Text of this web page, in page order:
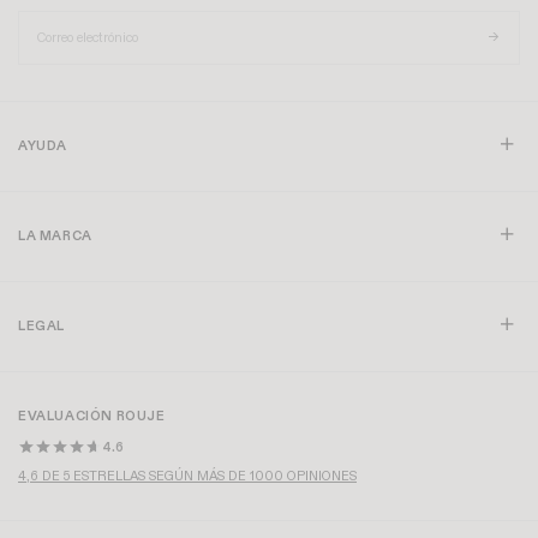
AYUDA
LA MARCA
LEGAL
EVALUACIÓN ROUJE
4.6
4,6 DE 5 ESTRELLAS SEGÚN MÁS DE 1000 OPINIONES